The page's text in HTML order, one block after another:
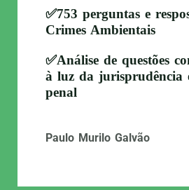
✅753 perguntas e
Crimes Ambientais
✅Análise de questões
à luz da jurisprudência
penal
Paulo Murilo Galvão